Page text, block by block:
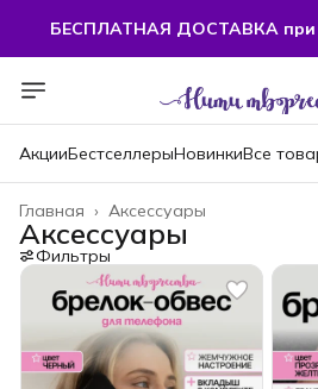
БЕСПЛАТНАЯ ДОСТАВКА при
БЕСПЛАТНАЯ ДОСТАВКА при
АкцииБестселлерыНовинкиВсе
Аксессуары
Главная ›
Аксессуары
Фильтры